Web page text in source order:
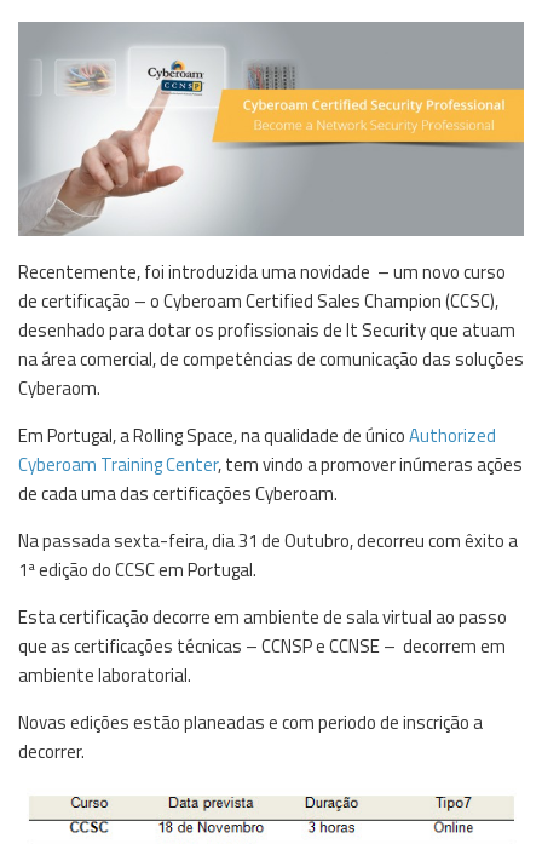
Recentemente, foi introduzida uma novidade – um novo curso
de certificação – o Cyberoam Certified Sales Champion (CCSC),
desenhado para dotar os profissionais de It Security que atuam
na área comercial, de competências de comunicação das soluções
Cyberaom.
Em Portugal, a Rolling Space, na qualidade de únicoAuthorized
Cyberoam Training Center, tem vindo a promover inúmeras ações
de cada uma das certificações Cyberoam.
Na passada sexta-feira, dia 31 de Outubro, decorreu com êxito a
1ª edição do CCSC em Portugal.
Esta certificação decorre em ambiente de sala virtual ao passo
que as certificações técnicas – CCNSP e CCNSE – decorrem em
ambiente laboratorial.
Novas edições estão planeadas e com periodo de inscrição a
decorrer.